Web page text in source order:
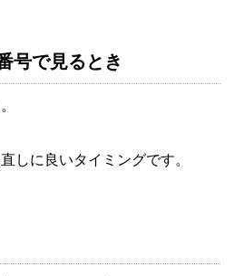
号で見るとき
しに良いタイミングです。